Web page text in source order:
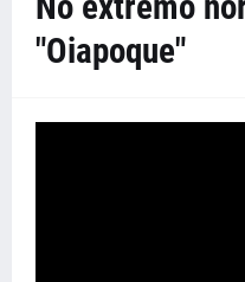
"Oiapoque"